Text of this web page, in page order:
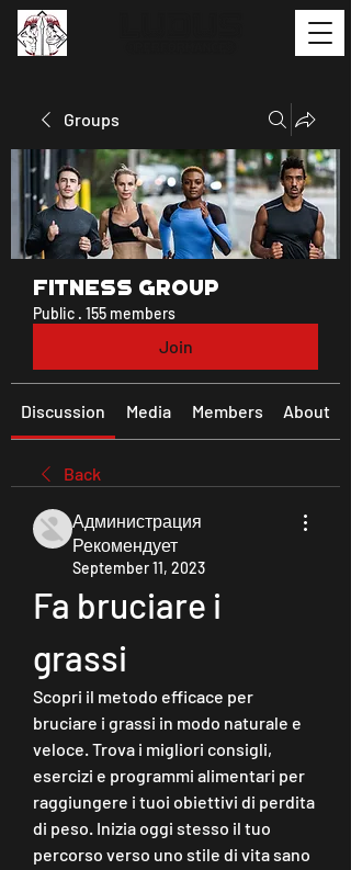
Groups
Fitness Group
Public · 155 members
Join
Discussion Media Members About
Back
Администрация
Рекомендует
September 11, 2023
Fa bruciare i
grassi
Scopri il metodo efficace per
bruciare i grassi in modo naturale e
veloce. Trova i migliori consigli,
esercizi e programmi alimentari per
raggiungere i tuoi obiettivi di perdita
di peso. Inizia oggi stesso il tuo
percorso verso uno stile di vita sano